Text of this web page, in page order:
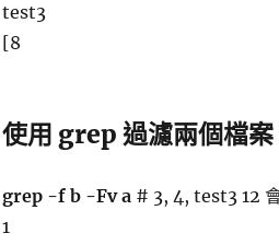
test3
[8
使用 grep 過濾兩個檔
grep -f b -Fv a# 3, 4, test3 12
1